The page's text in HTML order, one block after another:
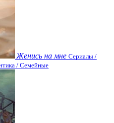
Женись на мне Сериалы /
/ Семейные